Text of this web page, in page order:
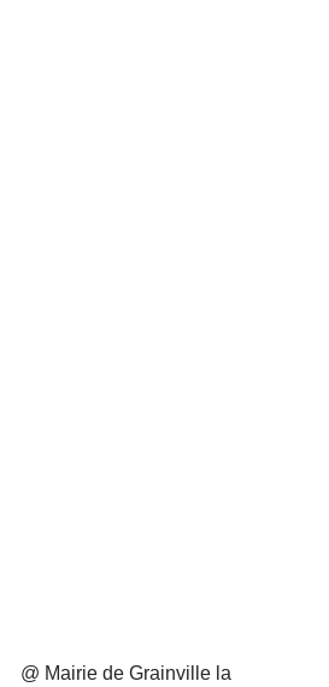
@ Mairie de Grainville la